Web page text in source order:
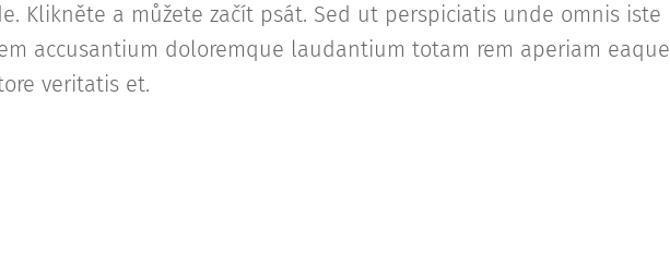
Klikněte a můžete začít psát. Sed ut perspiciatis unde omnis iste
accusantium doloremque laudantium totam rem aperiam eaque
veritatis et.